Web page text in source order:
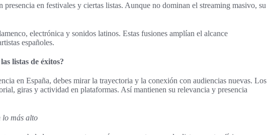
en festivales y ciertas listas. Aunque no dominan el streaming masivo, su
electrónica y sonidos latinos. Estas fusiones amplían el alcance
españoles.
listas de éxitos?
en España, debes mirar la trayectoria y la conexión con audiencias nuevas. Los
giras y actividad en plataformas. Así mantienen su relevancia y presencia
lo más alto